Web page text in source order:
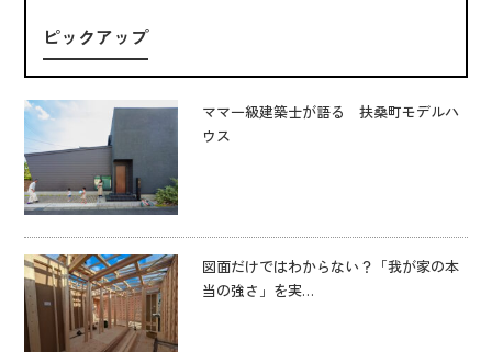
ピックアップ
ママ一級建築士が語る 扶桑町モデルハ
ウス
図面だけではわからない？「我が家の本
当の強さ」を実…